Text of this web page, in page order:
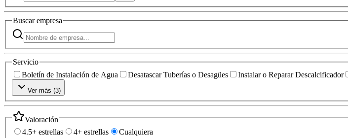
Buscarempresa
Servicio
Boletín de Instalación de Agua
Desatascar Tuberías o Desagües Instalar o Reparar Descalcificador
Ver más (3)
Valoración
4.5+ estrellas
4+ estrellas Cualquiera